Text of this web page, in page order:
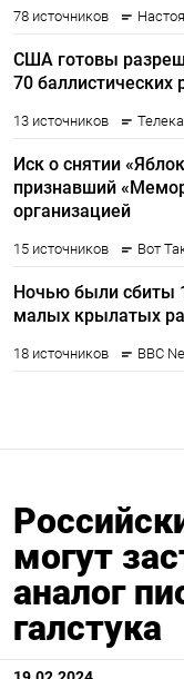
могут
аналог
галстука